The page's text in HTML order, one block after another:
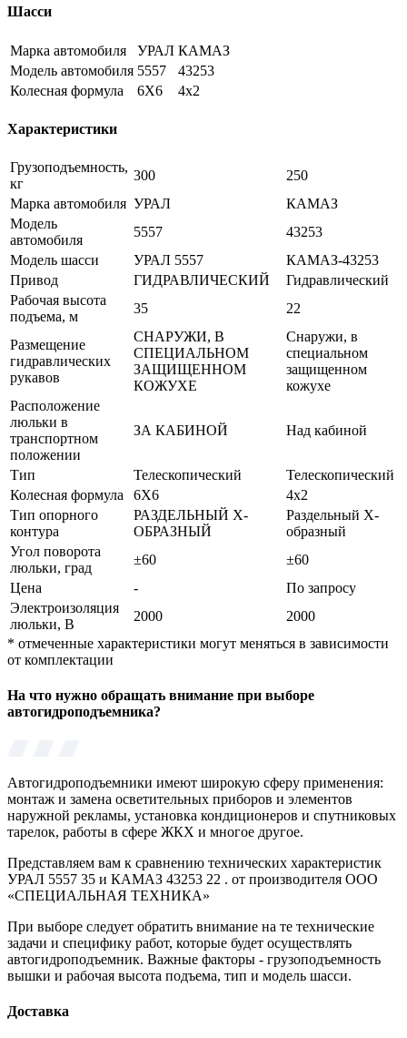
Шасси
Марка автомобиля УРАЛ КАМАЗ
Модель автомобиля 5557
43253
Колесная формула
6X6 4x2
Характеристики
Грузоподъемность,
кг
300
250
Марка автомобиля УРАЛ
КАМАЗ
Модель
автомобиля
5557
43253
Модель шасси
УРАЛ 5557
КАМАЗ-43253
Привод
ГИДРАВЛИЧЕСКИЙ
Гидравлический
Рабочая высота
подъема, м
35 22
Размещение
гидравлических
рукавов
СНАРУЖИ, В
СПЕЦИАЛЬНОМ
ЗАЩИЩЕННОМ
КОЖУХЕ
Снаружи, в
специальном
защищенном
кожухе
Расположение
люльки в
транспортном
положении
ЗА КАБИНОЙ Над кабиной
Тип Телескопический
Телескопический
Колесная формула
6X6
4x2
Тип опорного
контура
РАЗДЕЛЬНЫЙ Х-
ОБРАЗНЫЙ
Раздельный Х-
образный
Угол поворота
люльки, град
±60
±60
Цена
-
По запросу
Электроизоляция
люльки, В
2000
2000
* отмеченные характеристики могут меняться в зависимости
от комплектации
На что нужно обращать внимание при выборе
автогидроподъемника?
Автогидроподъемники имеют широкую сферу применения:
монтаж и замена осветительных приборов и элементов
наружной рекламы, установка кондиционеров и спутниковых
тарелок, работы в сфере ЖКХ и многое другое.
Представляем вам к сравнению технических характеристик
УРАЛ 5557 35 и КАМАЗ 43253 22 . от производителя ООО
«СПЕЦИАЛЬНАЯ ТЕХНИКА»
При выборе следует обратить внимание на те технические
задачи и специфику работ, которые будет осуществлять
автогидроподъемник. Важные факторы - грузоподъемность
вышки и рабочая высота подъема, тип и модель шасси.
Доставка